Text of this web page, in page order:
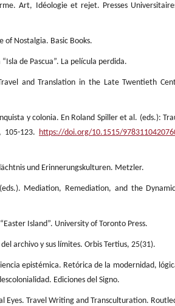
Art, Idéologie et rejet. Presses
of Nostalgia. Basic Books.
de Pascua”. La película perdida.
and Translation in the Late Twentieth
y colonia. En Roland Spiller et al. (eds.):
105-123. https://doi.org/10.1515/
und Erinnerungskulturen. Metzler.
Mediation, Remediation, and the
Island”. University of Toronto Press.
archivo y sus límites. Orbis Tertius, 25(31).
epistémica. Retórica de la modernidad,
Ediciones del Signo.
Eyes. Travel Writing and Transculturation.